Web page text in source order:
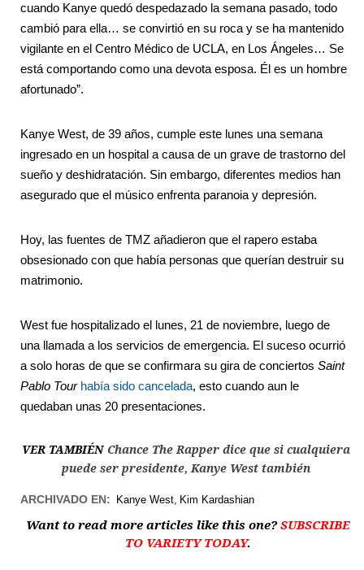
cuando Kanye quedó despedazado la semana pasado, todo
cambió para ella… se convirtió en su roca y se ha mantenido
vigilante en el Centro Médico de UCLA, en Los Ángeles… Se
está comportando como una devota esposa. Él es un hombre
afortunado”.
Kanye West, de 39 años, cumple este lunes una semana
ingresado en un hospital a causa de un grave de trastorno del
sueño y deshidratación. Sin embargo, diferentes medios han
asegurado que el músico enfrenta paranoia y depresión.
Hoy, las fuentes de TMZ añadieron que el rapero estaba
obsesionado con que había personas que querían destruir su
matrimonio.
West fue hospitalizado el lunes, 21 de noviembre, luego de
una llamada a los servicios de emergencia. El suceso ocurrió
a solo horas de que se confirmara su gira de conciertos Saint
Pablo Tour había sido cancelada, esto cuando aun le
quedaban unas 20 presentaciones.
VER TAMBIÉN Chance The Rapper dice que si cualquiera
puede ser presidente, Kanye West también
ARCHIVADO EN: Kanye West Kim Kardashian
Want to read more articles like this one?SUBSCRIBE
TO VARIETY TODAY.